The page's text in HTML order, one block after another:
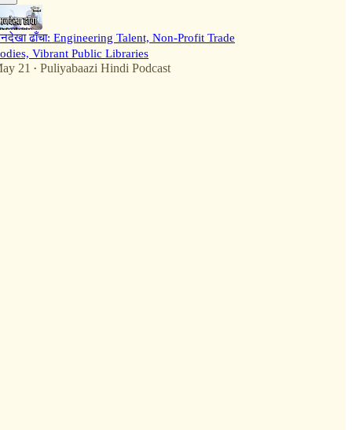
ढाँचा: Engineering Talent, Non-Profit Trade
Vibrant Public Libraries
21 • Puliyabaazi Hindi Podcast